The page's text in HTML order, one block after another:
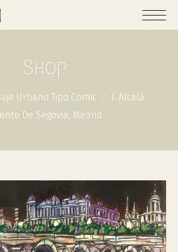
Shop
Urbano Tipo Cómic
J. Alcalá:
De Segovia, Madrid